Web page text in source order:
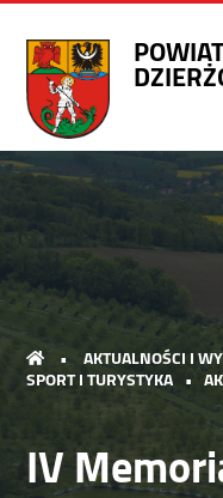
• AKTUALNOŚCI I
SPORT I TURYSTYKA •
IV